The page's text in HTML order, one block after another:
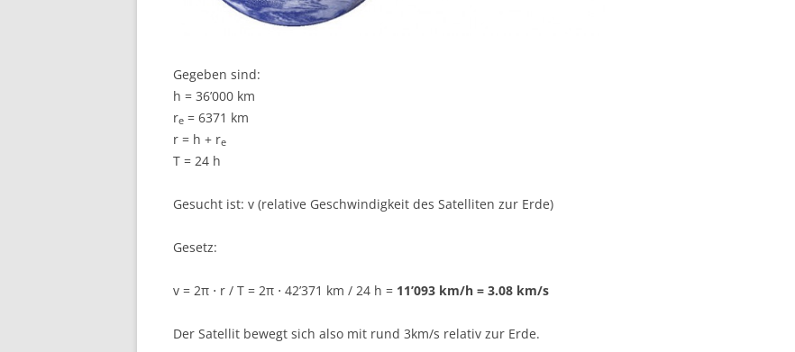
Gegeben sind:
h = 36’000 km
re = 6371 km
r = h + re
T = 24 h
Gesucht ist: v (relative Geschwindigkeit des Satelliten zur Erde)
Gesetz:
v = 2π ⋅ r / T = 2π ⋅ 42’371 km / 24 h = 11’093 km/h = 3.08 km/s
Der Satellit bewegt sich also mit rund 3km/s relativ zur Erde.